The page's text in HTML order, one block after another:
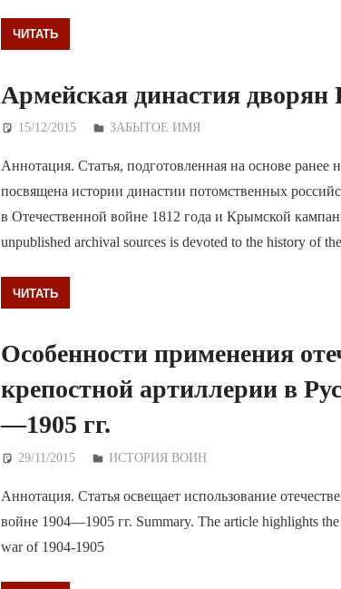
ЧИТАТЬ
Армейская династия дворян
15/12/2015 Дежурный по Редакции
ЗАБЫТОЕ ИМЯ
Аннотация. Статья, подготовленная на основе
посвящена истории династии потомственных
в Отечественной войне 1812 года и Крымской
unpublished archival sources is devoted to the history of
ЧИТАТЬ
Особенности применения
крепостной артиллерии в
—1905 гг.
29/11/2015 Дежурный по Редакции
ИСТОРИЯ ВОИН
Аннотация. Статья освещает использование
войне 1904—1905 гг. Summary. The article highlights
war of 1904-1905